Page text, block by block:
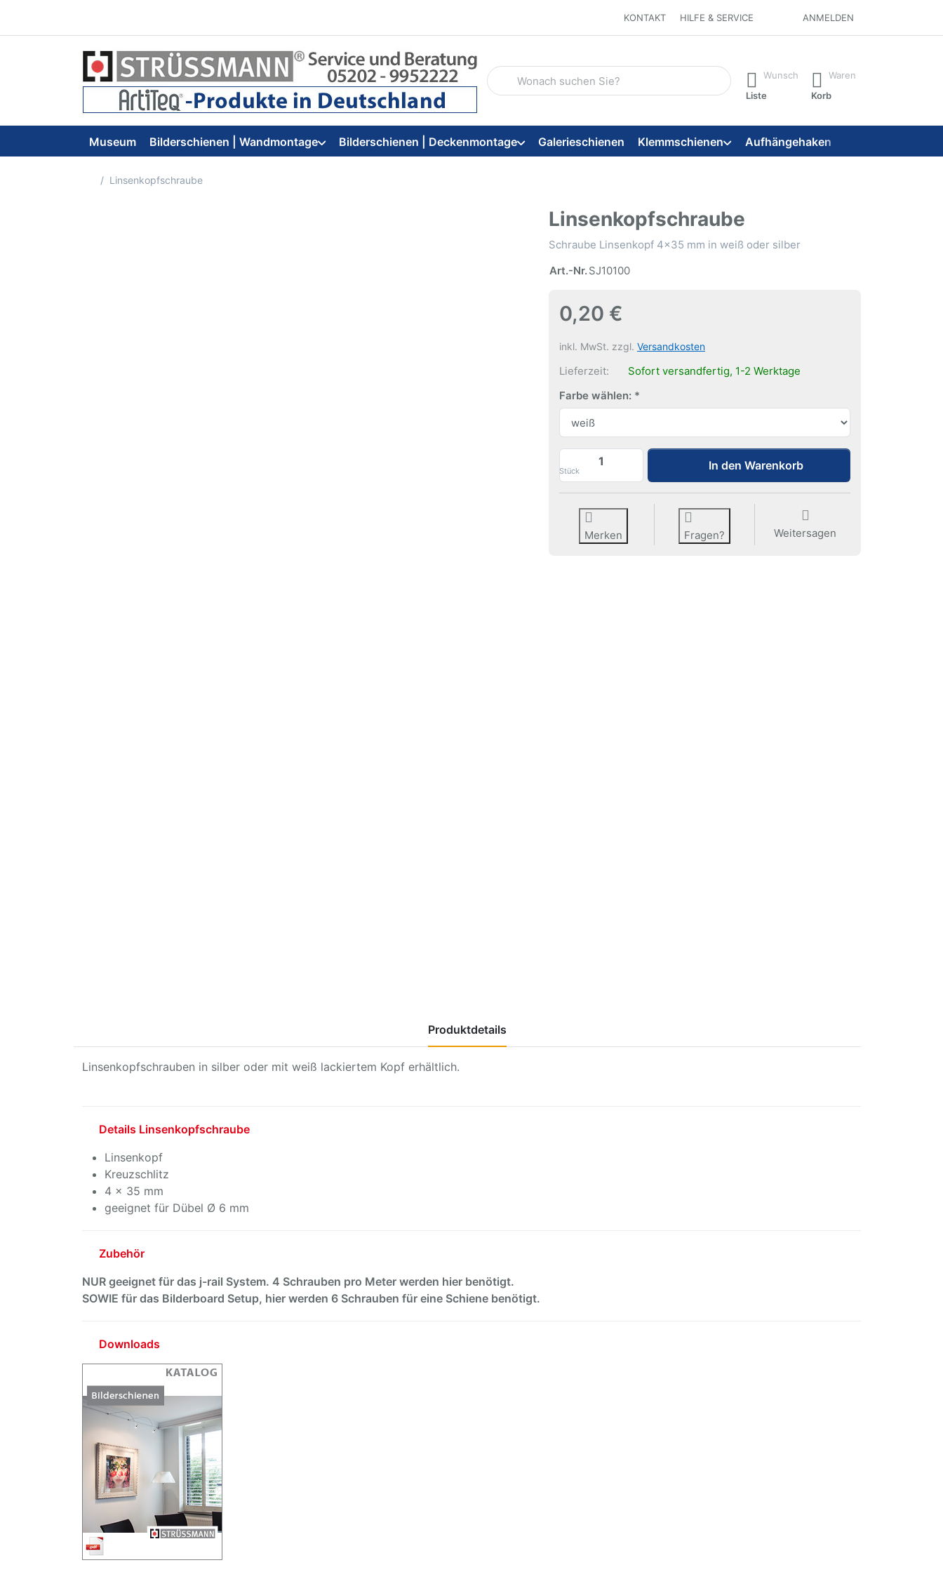
KONTAKT HILFE & SERVICE ANMELDEN
Geben Sie einen Suchbegriff ein. Während Sie tippen, erscheinen automatisch erste
Wunsch
Liste
Waren
Korb
Museum Bilderschienen | Wandmontage Bilderschienen | Deckenmontage Galerieschienen Klemmschienen Aufhängehaken
Startseite
Linsenkopfschraube
Linsenkopfschraube
Schraube Linsenkopf 4x35 mm in weiß oder silber
Art.-Nr.SJ10100
0,20 €
inkl. MwSt. zzgl. Versandkosten
Lieferzeit:
Sofort versandfertig, 1-2 Werktage
Farbe wählen:
Stück
Linsenkopfschraube zu 0,20 €, Menge 1. Farbe wählen::
In den Warenkorb
Merken Fragen? Weitersagen
Produktdetails
Linsenkopfschrauben in silber oder mit weiß lackiertem Kopf erhältlich.
Details Linsenkopfschraube
Linsenkopf
Kreuzschlitz
4 x 35 mm
geeignet für Dübel Ø 6 mm
Zubehör
NUR geeignet für das j-rail System. 4 Schrauben pro Meter werden hier benötigt.
SOWIE für das Bilderboard Setup, hier werden 6 Schrauben für eine Schiene benötigt.
Downloads